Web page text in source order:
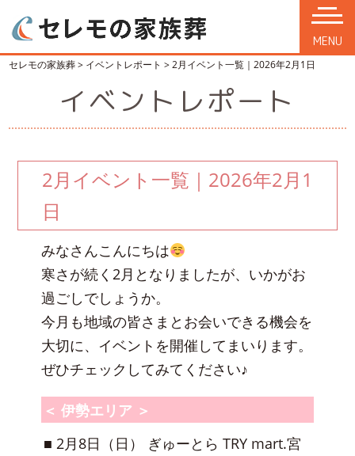
MENU
セレモの家族葬> イベントレポート >2月イベント一覧｜2026年2月1日
イベントレポート
2月イベント一覧｜2026年2月1
日
みなさんこんにちは
寒さが続く2月となりましたが、いかがお
過ごしでしょうか。
今月も地域の皆さまとお会いできる機会を
大切に、イベントを開催してまいります。
ぜひチェックしてみてください♪
＜ 伊勢エリア ＞
■ 2月8日（日） ぎゅーとら TRY mart.宮